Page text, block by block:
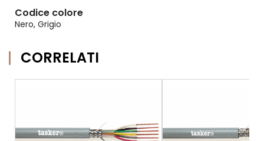
Codice colore
Nero, Grigio
CORRELATI